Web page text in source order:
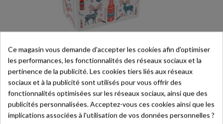
Boîte À Chapeau Ronde En Carton – Scandinave
Rouge – Ø 16 X 7,5 Cm
16 x 7,5 cm
Ref. SCA040
Prix
2,02 € HT
Ce magasin vous demande d'accepter les cookies afin d'optimiser
les performances, les fonctionnalités des réseaux sociaux et la
pertinence de la publicité. Les cookies tiers liés aux réseaux
sociaux et à la publicité sont utilisés pour vous offrir des
fonctionnalités optimisées sur les réseaux sociaux, ainsi que des
publicités personnalisées. Acceptez-vous ces cookies ainsi que les
implications associées à l'utilisation de vos données personnelles ?